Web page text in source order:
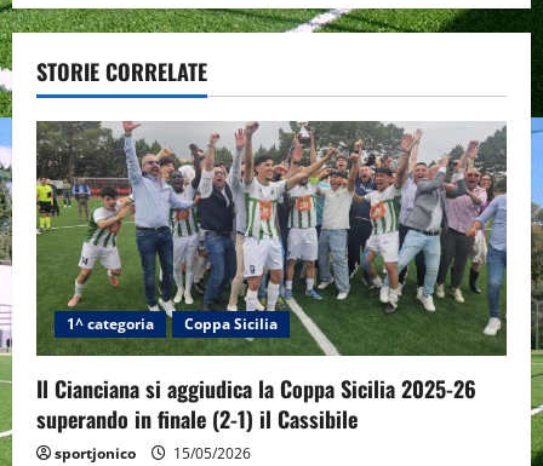
a
v
i
g
a
t
i
o
n
STORIE CORRELATE
1^ categoria Coppa Sicilia
Il Cianciana si aggiudica la Coppa Sicilia 2025-26
superando in finale (2-1) il Cassibile
sportjonico 15/05/2026